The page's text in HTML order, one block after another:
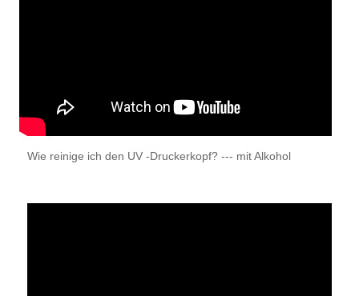
Wie reinige ich den UV -Druckerkopf? --- mit Alkohol